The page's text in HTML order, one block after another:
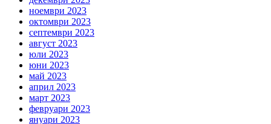
ноември 2023
октомври 2023
септември 2023
август 2023
юли 2023
юни 2023
май 2023
април 2023
март 2023
февруари 2023
януари 2023